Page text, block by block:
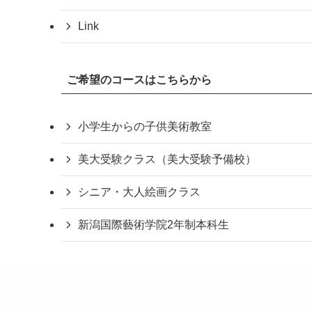
Link
ご希望のコースはこちらから
小学生からの子供美術教室
美大受験クラス（美大受験予備校）
シニア・大人絵画クラス
新潟国際藝術学院2年制本科生